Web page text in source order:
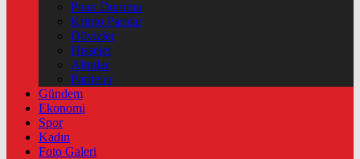
Puan Durumu
Kripto Paralar
Dövizler
Hisseler
Altınlar
Pariteler
Gündem
Ekonomi
Spor
Kadın
Foto Galeri